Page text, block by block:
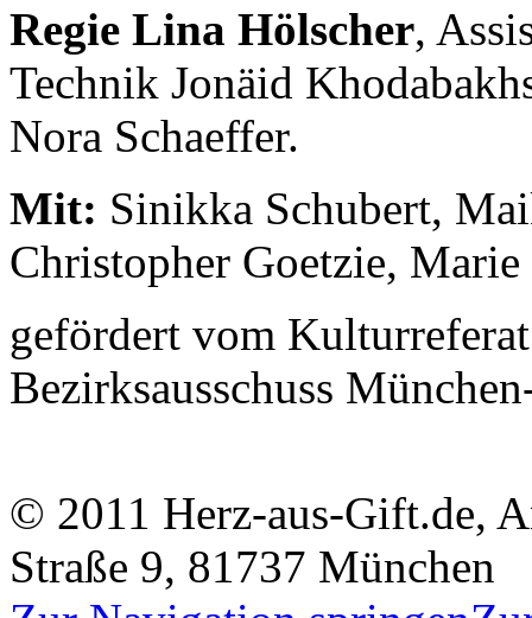
Regie Lina Hölscher,
Technik Jonäid
Nora Schaeffer.
Mit: Sinikka Schubert,
Christopher Goetzie,
gefördert vom
Bezirksausschuss
© 2011 Herz-aus-Gift.de,
Straße 9, 81737 München